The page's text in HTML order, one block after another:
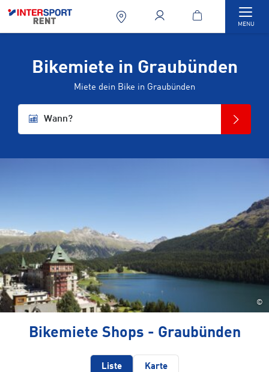
MENU
Bikemiete in Graubünden
Miete dein Bike in Graubünden
Wann?
©
Bikemiete Shops - Graubünden
Liste Karte